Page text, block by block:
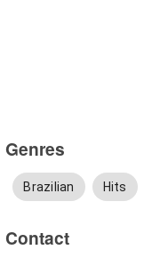
Genres
Brazilian Hits
Contact